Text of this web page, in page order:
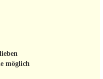
möglich